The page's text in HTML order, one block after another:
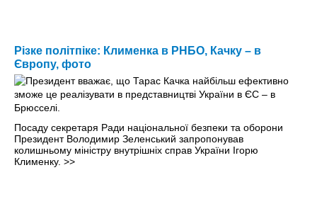
Різке політпіке: Клименка в РНБО, Качку – в
Європу, фото
Посаду секретаря Ради національної безпеки та оборони
Президент Володимир Зеленський запропонував
колишньому міністру внутрішніх справ України Ігорю
Клименку. >>